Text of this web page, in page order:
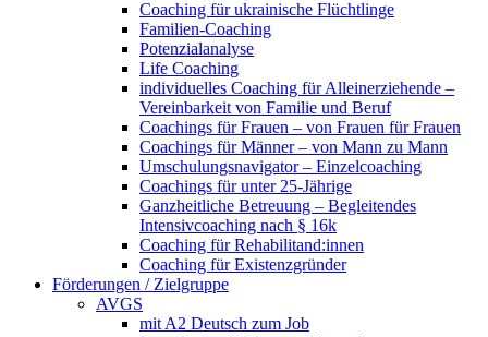
Coaching für ukrainische Flüchtlinge
Familien-Coaching
Potenzialanalyse
Life Coaching
individuelles Coaching für Alleinerziehende –
Vereinbarkeit von Familie und Beruf
Coachings für Frauen – von Frauen für Frauen
Coachings für Männer – von Mann zu Mann
Umschulungsnavigator – Einzelcoaching
Coachings für unter 25-Jährige
Ganzheitliche Betreuung – Begleitendes
Intensivcoaching nach § 16k
Coaching für Rehabilitand:innen
Coaching für Existenzgründer
Förderungen / Zielgruppe
AVGS
mit A2 Deutsch zum Job